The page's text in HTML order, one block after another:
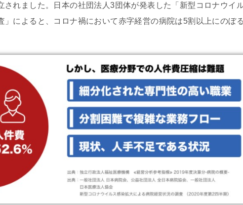
されました。日本の社団法人3団体が発表した「新型コロナウイ
」によると、コロナ禍において赤字経営の病院は5割以上にのぼ